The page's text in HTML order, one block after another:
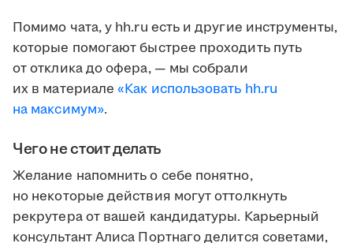
Помимо чата, у hh.ru есть и другие инструменты,
которые помогают быстрее проходить путь
от отклика до офера, — мы собрали
их в материале«Как использовать hh.ru
на максимум».
Чего не стоит делать
Желание напомнить о себе понятно,
но некоторые действия могут оттолкнуть
рекрутера от вашей кандидатуры. Карьерный
консультант Алиса Портнаго делится советами,